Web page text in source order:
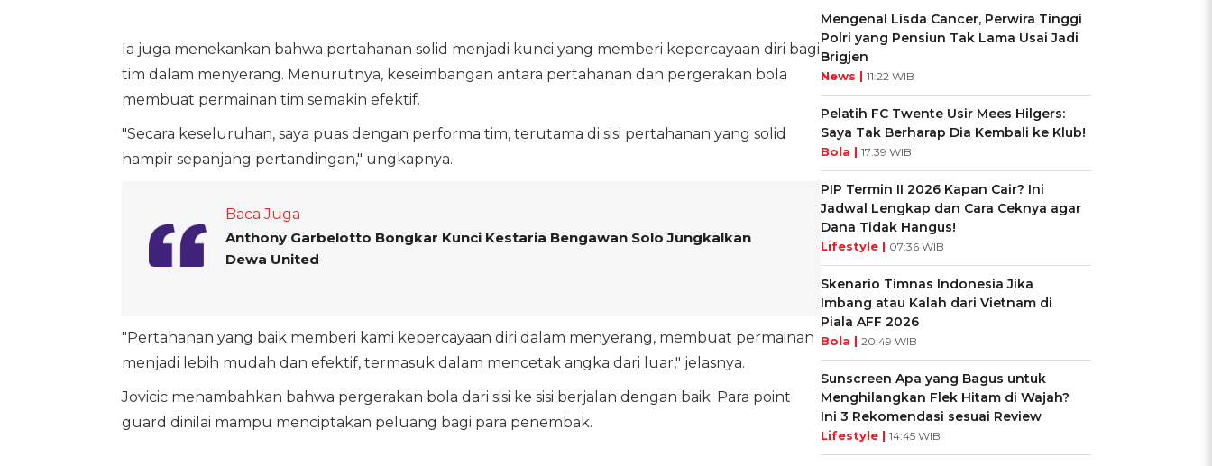
Ia juga menekankan bahwa pertahanan solid menjadi kunci yang memberi kepercayaan diri bagi
tim dalam menyerang. Menurutnya, keseimbangan antara pertahanan dan pergerakan bola
membuat permainan tim semakin efektif.
"Secara keseluruhan, saya puas dengan performa tim, terutama di sisi pertahanan yang solid
hampir sepanjang pertandingan," ungkapnya.
Baca Juga
Anthony Garbelotto Bongkar Kunci Kestaria Bengawan Solo Jungkalkan
Dewa United
"Pertahanan yang baik memberi kami kepercayaan diri dalam menyerang, membuat permainan
menjadi lebih mudah dan efektif, termasuk dalam mencetak angka dari luar," jelasnya.
Jovicic menambahkan bahwa pergerakan bola dari sisi ke sisi berjalan dengan baik. Para point
guard dinilai mampu menciptakan peluang bagi para penembak.
Mengenal Lisda Cancer, Perwira Tinggi
Polri yang Pensiun Tak Lama Usai Jadi
Brigjen
News | 11:22 WIB
Pelatih FC Twente Usir Mees Hilgers:
Saya Tak Berharap Dia Kembali ke Klub!
Bola | 17:39 WIB
PIP Termin II 2026 Kapan Cair? Ini
Jadwal Lengkap dan Cara Ceknya agar
Dana Tidak Hangus!
Lifestyle | 07:36 WIB
Skenario Timnas Indonesia Jika
Imbang atau Kalah dari Vietnam di
Piala AFF 2026
Bola | 20:49 WIB
Sunscreen Apa yang Bagus untuk
Menghilangkan Flek Hitam di Wajah?
Ini 3 Rekomendasi sesuai Review
Lifestyle | 14:45 WIB